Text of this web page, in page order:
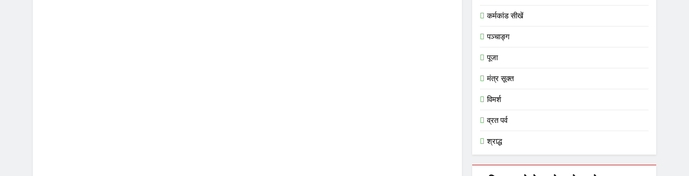
कर्मकांड सीखें
पञ्चाङ्ग
पूजा
मंत्र सूक्त
विमर्श
व्रत पर्व
श्राद्ध